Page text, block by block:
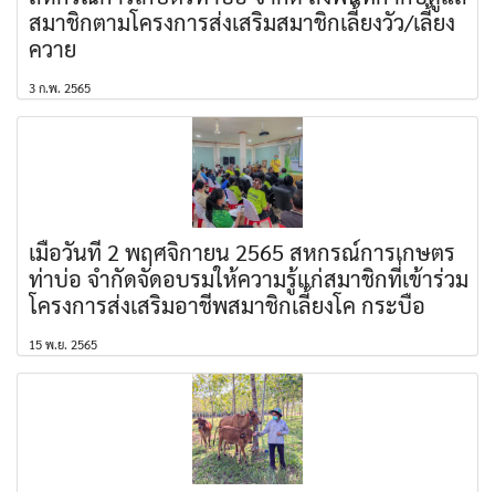
สมาชิกตามโครงการส่งเสริมสมาชิกเลี้ยงวัว/เลี้ยง
ควาย
3 ก.พ. 2565
เมื่อวันที่ 2 พฤศจิกายน 2565 สหกรณ์การเกษตร
ท่าบ่อ จำกัดจัดอบรมให้ความรู้แก่สมาชิกที่เข้าร่วม
โครงการส่งเสริมอาชีพสมาชิกเลี้ยงโค กระบือ
15 พ.ย. 2565